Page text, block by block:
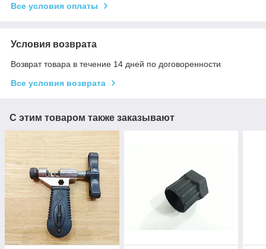
Все условия оплаты
Условия возврата
Возврат товара в течение 14 дней по договоренности
Все условия возврата
С этим товаром также заказывают